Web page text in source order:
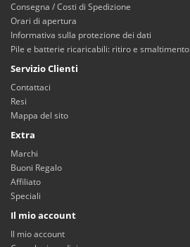
Consegna / Costi di Spedizione
Orari di apertura
Informativa sulla protezione dei dati
Pile e batterie ricaricabili: ritiro e smaltimento
Servizio Clienti
Contattaci
Resi
Mappa del sito
Extra
Marchi
Buoni Regalo
Affiliato
Speciali
Il mio account
Il mio account